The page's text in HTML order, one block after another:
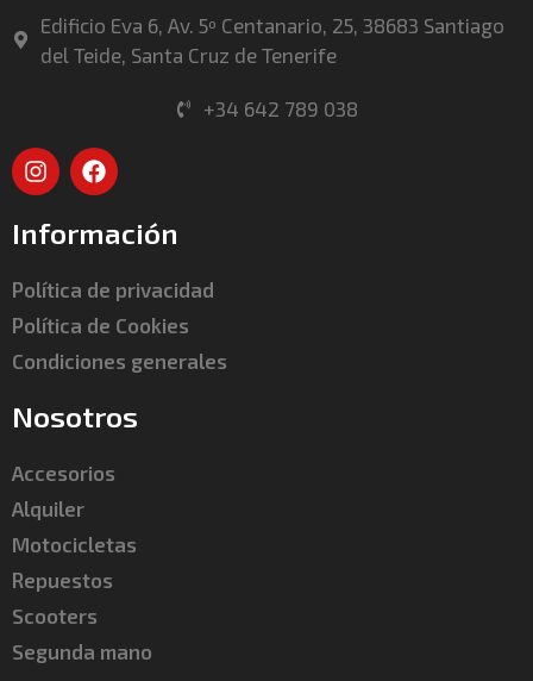
Edificio Eva 6, Av. 5º Centanario, 25, 38683 Santiago
del Teide, Santa Cruz de Tenerife
+34 642 789 038
Información
Política de privacidad
Política de Cookies
Condiciones generales
Nosotros
Accesorios
Alquiler
Motocicletas
Repuestos
Scooters
Segunda mano